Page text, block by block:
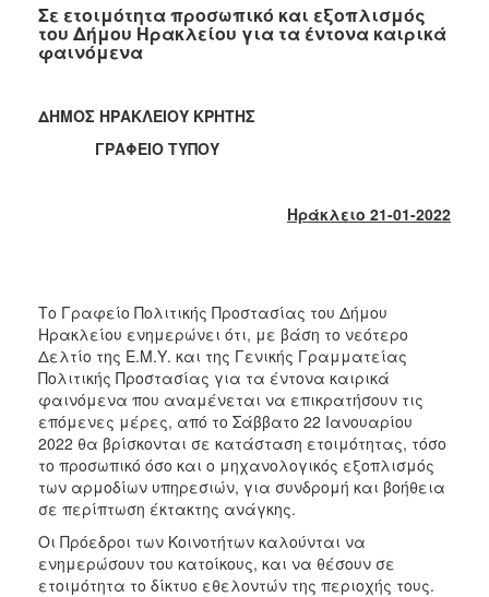
2022
2021
2012
2011
2010
2006
ΤΟΠΟΣ
Σε ετοιμότητα προσωπικό και εξοπλισμός
του Δήμου Ηρακλείου για τα έντονα καιρικά
φαινόμενα
ΔΗΜΟΣ ΗΡΑΚΛΕΙΟΥ ΚΡΗΤΗΣ
ΓΡΑΦΕΙΟ ΤΥΠΟΥ
Ηράκλειο 21-01-2022
Το Γραφείο Πολιτικής Προστασίας του Δήμου
Ηρακλείου ενημερώνει ότι, με βάση το νεότερο
Δελτίο της Ε.Μ.Υ. και της Γενικής Γραμματείας
Πολιτικής Προστασίας για τα έντονα καιρικά
φαινόμενα που αναμένεται να επικρατήσουν τις
επόμενες μέρες, από το Σάββατο 22 Ιανουαρίου
2022 θα βρίσκονται σε κατάσταση ετοιμότητας, τόσο
το προσωπικό όσο και ο μηχανολογικός εξοπλισμός
των αρμοδίων υπηρεσιών, για συνδρομή και βοήθεια
σε περίπτωση έκτακτης ανάγκης.
Οι Πρόεδροι των Κοινοτήτων καλούνται να
ενημερώσουν του κατοίκους, και να θέσουν σε
ετοιμότητα το δίκτυο εθελοντών της περιοχής τους.